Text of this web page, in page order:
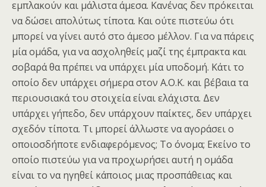
εμπλακούν και μάλιστα άμεσα. Κανένας δεν πρόκειται
να δώσει απολύτως τίποτα. Και ούτε πιστεύω ότι
μπορεί να γίνει αυτό στο άμεσο μέλλον. Για να πάρεις
μία ομάδα, για να ασχοληθείς μαζί της έμπρακτα και
σοβαρά θα πρέπει να υπάρχει μία υποδομή. Κάτι το
οποίο δεν υπάρχει σήμερα στον Α.Ο.Κ. και βέβαια τα
περιουσιακά του στοιχεία είναι ελάχιστα. Δεν
υπάρχει γήπεδο, δεν υπάρχουν παίκτες, δεν υπάρχει
σχεδόν τίποτα. Τι μπορεί άλλωστε να αγοράσει ο
οποιοσδήποτε ενδιαφερόμενος; Το όνομα; Εκείνο το
οποίο πιστεύω για να προχωρήσει αυτή η ομάδα
είναι το να ηγηθεί κάποιος μιας προσπάθειας και